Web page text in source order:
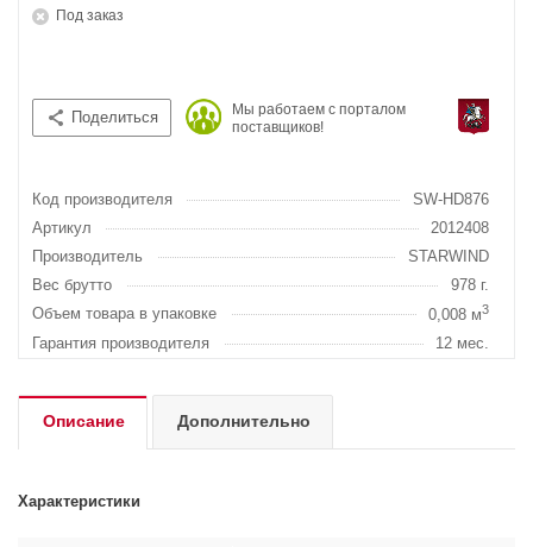
Под заказ
Поделиться
Мы работаем с порталом
поставщиков!
Код производителя
SW-HD876
Артикул
2012408
Производитель
STARWIND
Вес брутто
978 г.
Объем товара в упаковке
0,008 м3
Гарантия производителя 12 мес.
Описание Дополнительно
Характеристики